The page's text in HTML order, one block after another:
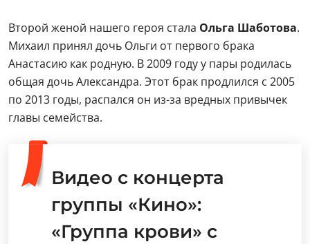
Второй женой нашего героя стала Ольга Шаботова.
Михаил принял дочь Ольги от первого брака
Анастасию как родную. В 2009 году у пары родилась
общая дочь Александра. Этот брак продлился с 2005
по 2013 годы, распался он из-за вредных привычек
главы семейства.
Видео с концерта
группы «Кино»:
«Группа крови» с